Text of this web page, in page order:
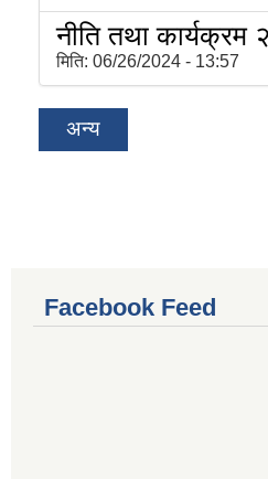
नीति तथा
मिति: 06/26/2024 - 13:57
अन्य
Facebook Feed